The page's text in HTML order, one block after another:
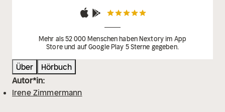
Mehr als 52 000 Menschen haben Nextory im App
Store und auf Google Play 5 Sterne gegeben.
Über
Hörbuch
Autor*in:
Irene Zimmermann